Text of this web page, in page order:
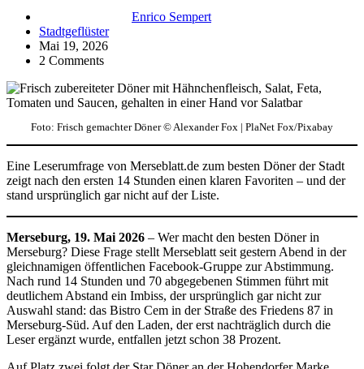
Enrico Sempert
Stadtgeflüster
Mai 19, 2026
2 Comments
Foto: Frisch gemachter Döner © Alexander Fox | PlaNet Fox/Pixabay
Eine Leserumfrage von Merseblatt.de zum besten Döner der Stadt
zeigt nach den ersten 14 Stunden einen klaren Favoriten – und der
stand ursprünglich gar nicht auf der Liste.
Merseburg, 19. Mai 2026 – Wer macht den besten Döner in
Merseburg? Diese Frage stellt Merseblatt seit gestern Abend in der
gleichnamigen öffentlichen Facebook-Gruppe zur Abstimmung.
Nach rund 14 Stunden und 70 abgegebenen Stimmen führt mit
deutlichem Abstand ein Imbiss, der ursprünglich gar nicht zur
Auswahl stand: das Bistro Cem in der Straße des Friedens 87 in
Merseburg-Süd. Auf den Laden, der erst nachträglich durch die
Leser ergänzt wurde, entfallen jetzt schon 38 Prozent.